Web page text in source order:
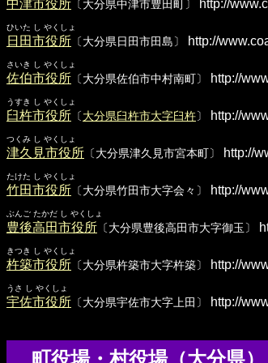
中津市役所 〔大分県中津市豊田町〕 http://
ひいた し やくしょ
日田市役所 〔大分県日田市田島〕 http://
さいき し やくしょ
佐伯市役所 〔大分県佐伯市中村南町〕 http://
うすき し やくしょ
臼杵市役所 〔大分県臼杵市大字臼杵〕 http://
つくみ し やくしょ
津久見市役所 〔大分県津久見市宮本町〕 http://
たけた し やくしょ
竹田市役所 〔大分県竹田市大字会々〕 http://
ぶんご たかだ し やくしょ
豊後高田市役所 〔大分県豊後高田市大字御玉〕
きつき し やくしょ
杵築市役所 〔大分県杵築市大字杵築〕 http://
うさ し やくしょ
宇佐市役所 〔大分県宇佐市大字上田〕 http://